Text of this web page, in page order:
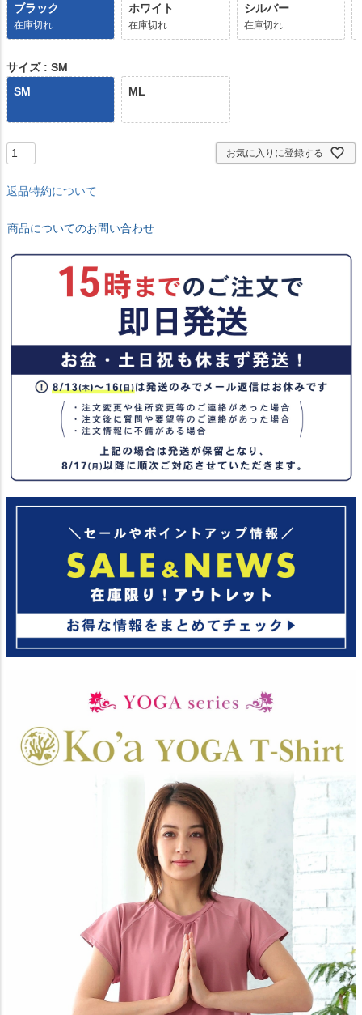
ブラック
在庫切れ
ホワイト
在庫切れ
シルバー
在庫切れ
サイズ
SM
SM
ML
お気に入りに登録する
返品特約について
商品についてのお問い合わせ